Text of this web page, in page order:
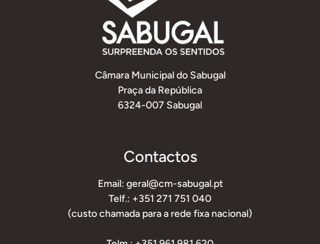
Câmara Municipal do Sabugal
Praça da República
6324-007 Sabugal
Contactos
Email: geral@cm-sabugal.pt
Telf.: +351 271 751 040
(custo chamada para a rede fixa nacional)